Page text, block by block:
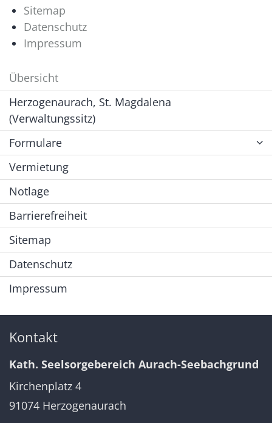
Sitemap
Datenschutz
Impressum
Übersicht
Herzogenaurach, St. Magdalena
(Verwaltungssitz)
Formulare
Vermietung
Notlage
Barrierefreiheit
Sitemap
Datenschutz
Impressum
Kontakt
Kath. Seelsorgebereich Aurach-Seebachgrund
Kirchenplatz 4
91074 Herzogenaurach